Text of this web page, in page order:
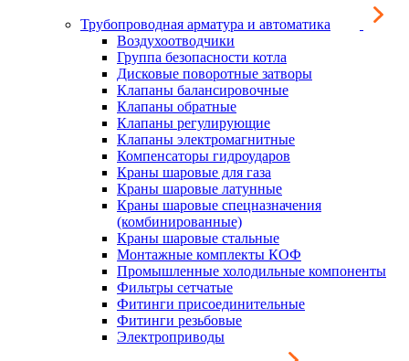
Трубопроводная арматура и автоматика
Воздухоотводчики
Группа безопасности котла
Дисковые поворотные затворы
Клапаны балансировочные
Клапаны обратные
Клапаны регулирующие
Клапаны электромагнитные
Компенсаторы гидроударов
Краны шаровые для газа
Краны шаровые латунные
Краны шаровые спецназначения
(комбинированные)
Краны шаровые стальные
Монтажные комплекты КОФ
Промышленные холодильные компоненты
Фильтры сетчатые
Фитинги присоединительные
Фитинги резьбовые
Электроприводы